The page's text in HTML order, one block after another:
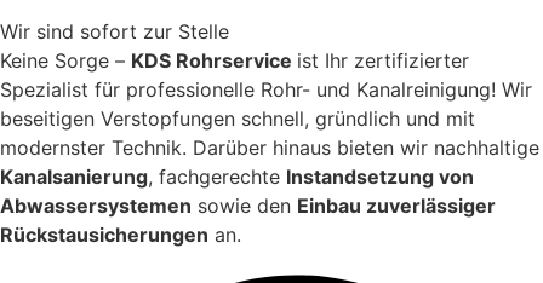
Wir sind sofort zur Stelle
Keine Sorge – KDS Rohrservice ist Ihr zertifizierter
Spezialist für professionelle Rohr- und Kanalreinigung! Wir
beseitigen Verstopfungen schnell, gründlich und mit
modernster Technik. Darüber hinaus bieten wir nachhaltige
Kanalsanierung, fachgerechte Instandsetzung von
Abwassersystemen sowie den Einbau zuverlässiger
Rückstausicherungen an.